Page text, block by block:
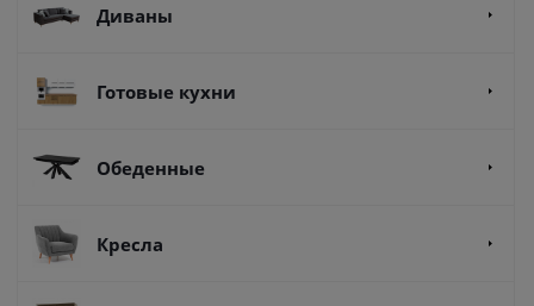
Диваны
Готовые кухни
Обеденные
Кресла